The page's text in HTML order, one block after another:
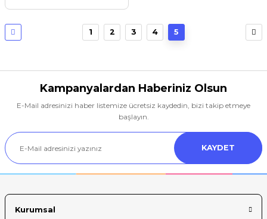
1 2 3 4 5
Kampanyalardan Haberiniz Olsun
E-Mail adresinizi haber listemize ücretsiz kaydedin, bizi takip etmeye
başlayın.
KAYDET
Kurumsal